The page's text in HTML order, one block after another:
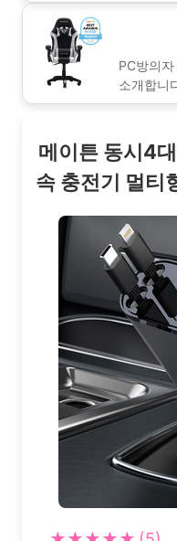
PC방의
소개합니
메이튼 동시4
속 충전기 멀티